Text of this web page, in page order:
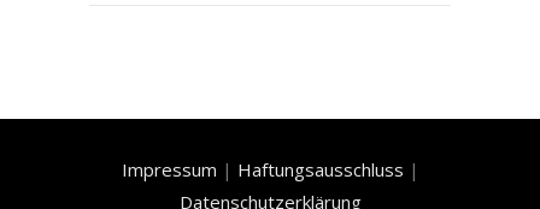
Impressum | Haftungsausschluss |
Datenschutzerklärung